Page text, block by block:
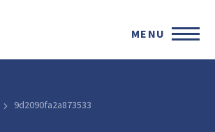
MENU
9d2090fa2a873533